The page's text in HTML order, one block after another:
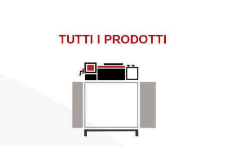
TUTTI I PRODOTTI